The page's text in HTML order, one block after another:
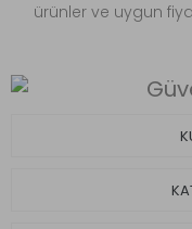
ürünler ve uygun